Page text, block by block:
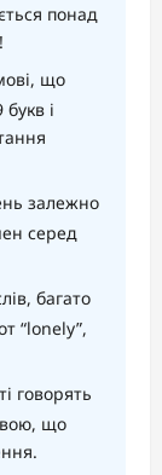
понад
що
і
залежно
серед
багато
“lonely”,
говорять
що